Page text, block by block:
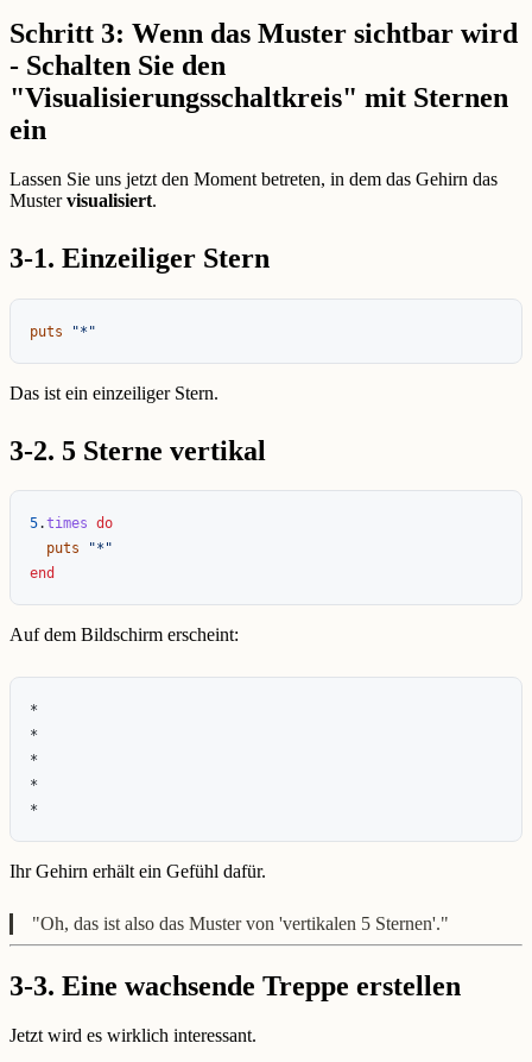
Schritt 3: Wenn das Muster sichtbar wird
- Schalten Sie den
"Visualisierungsschaltkreis" mit Sternen
ein
Lassen Sie uns jetzt den Moment betreten, in dem das Gehirn das
Mustervisualisiert.
3-1. Einzeiliger Stern
puts "*"
Das ist ein einzeiliger Stern.
3-2. 5 Sterne vertikal
5.times do
puts
"*"
end
Auf dem Bildschirm erscheint:
*
*
*
*
Ihr Gehirn erhält ein Gefühl dafür.
"Oh, das ist also das Muster von 'vertikalen 5 Sternen'."
3-3. Eine wachsende Treppe erstellen
Jetzt wird es wirklich interessant.